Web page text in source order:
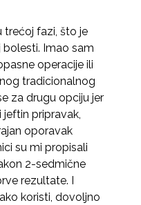
trećoj fazi, što je
Imao sam
operacije ili
tradicionalnog
za drugu opciju jer
pripravak,
oporavak
su mi propisali
2-sedmične
rezultate. I
koristi, dovoljno